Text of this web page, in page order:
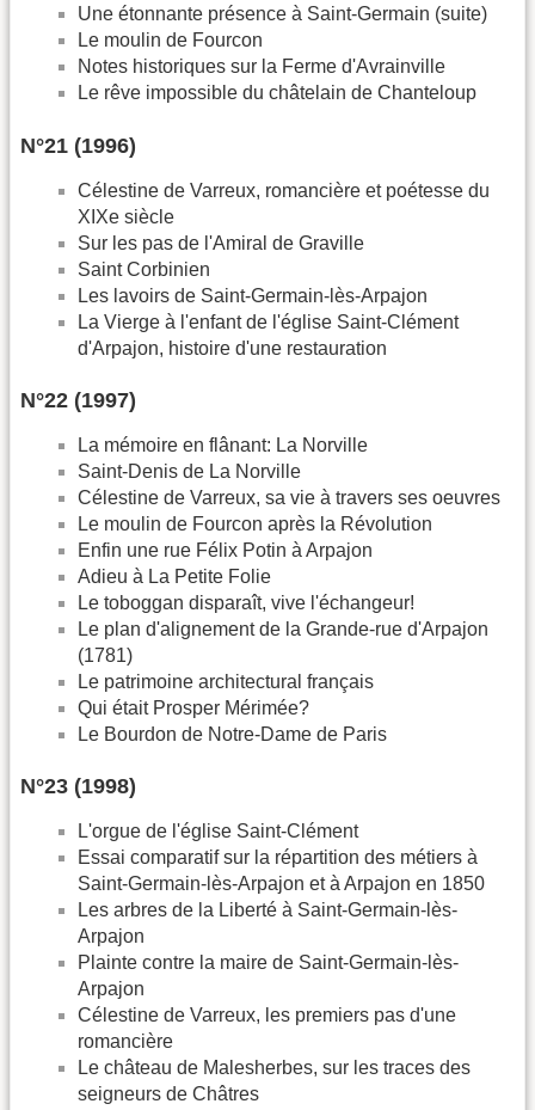
Une étonnante présence à Saint-Germain (suite)
Le moulin de Fourcon
Notes historiques sur la Ferme d'Avrainville
Le rêve impossible du châtelain de Chanteloup
N°21 (1996)
Célestine de Varreux, romancière et poétesse du
XIXe siècle
Sur les pas de l'Amiral de Graville
Saint Corbinien
Les lavoirs de Saint-Germain-lès-Arpajon
La Vierge à l'enfant de l'église Saint-Clément
d'Arpajon, histoire d'une restauration
N°22 (1997)
La mémoire en flânant: La Norville
Saint-Denis de La Norville
Célestine de Varreux, sa vie à travers ses oeuvres
Le moulin de Fourcon après la Révolution
Enfin une rue Félix Potin à Arpajon
Adieu à La Petite Folie
Le toboggan disparaît, vive l'échangeur!
Le plan d'alignement de la Grande-rue d'Arpajon
(1781)
Le patrimoine architectural français
Qui était Prosper Mérimée?
Le Bourdon de Notre-Dame de Paris
N°23 (1998)
L'orgue de l'église Saint-Clément
Essai comparatif sur la répartition des métiers à
Saint-Germain-lès-Arpajon et à Arpajon en 1850
Les arbres de la Liberté à Saint-Germain-lès-
Arpajon
Plainte contre la maire de Saint-Germain-lès-
Arpajon
Célestine de Varreux, les premiers pas d'une
romancière
Le château de Malesherbes, sur les traces des
seigneurs de Châtres